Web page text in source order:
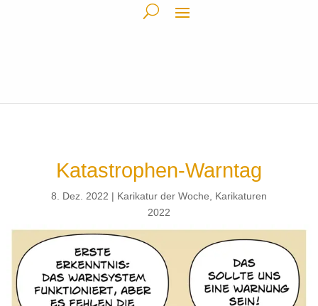
Katastrophen-Warntag
8. Dez. 2022 Karikatur der Woche
Karikaturen
2022